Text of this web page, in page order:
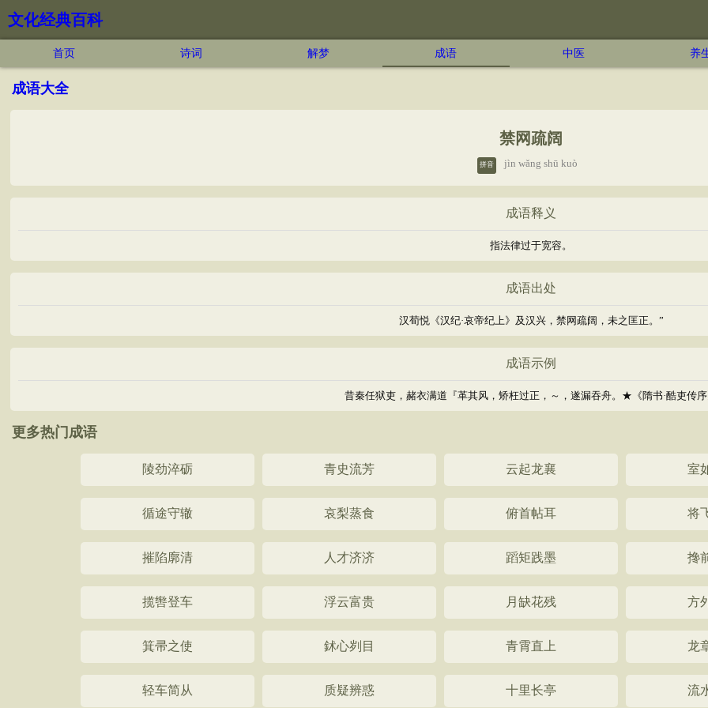
文化经典百科
首页 诗词 解梦 成语 中医 养
成语大全
禁网疏阔
拼音 jìn wǎng shū kuò
成语释义
指法律过于宽容。
成语出处
汉荀悦《汉纪·哀帝纪上》及汉兴，禁网疏阔，未之匡正。”
成语示例
昔秦任狱吏，赭衣满道『革其风，矫枉过正，～，遂漏吞舟。★《隋书·酷吏传序
更多热门成语
陵劲淬砺 青史流芳 云起龙襄 室
循途守辙 哀梨蒸食 俯首帖耳 将
摧陷廓清 人才济济 蹈矩践墨 搀
揽辔登车 浮云富贵 月缺花残 方
箕帚之使 鉥心刿目 青霄直上 龙
轻车简从 质疑辨惑 十里长亭 流